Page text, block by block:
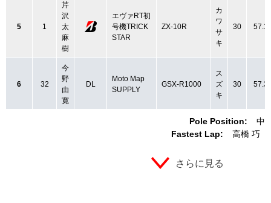
Pole Position:
中
Fastest Lap:
高橋 巧
5 1
芹
沢
太
麻
樹
エヴァRT初
号機TRICK
STAR
ZX-10R
カ
ワ
サ
キ
30
6 32
今
野
由
寛
DL
Moto Map
SUPPLY
GSX-R1000
ス
ズ
キ
30
さらに見る